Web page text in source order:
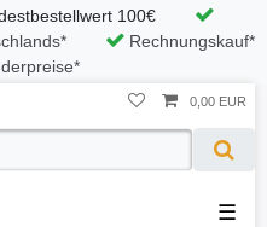
100€
Rechnungskauf*
☰
0,00 EUR